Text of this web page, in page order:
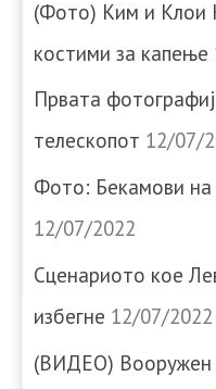
(Фото) Ким и Клои
костими за капење
Првата
телескопот 12/07/
Фото: Бекамови
12/07/2022
Сценариото кое
избегне 12/07/2022
(ВИДЕО) Вооружен